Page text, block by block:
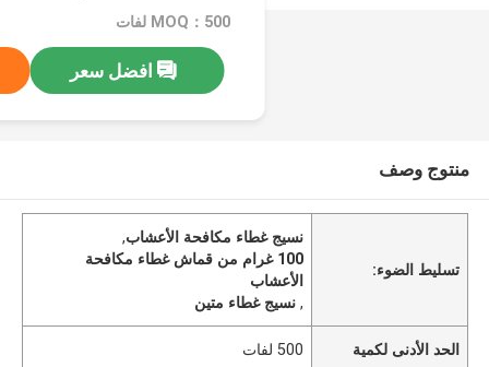
MOQ：500 لفات
افضل سعر
منتوج وصف
تسليط الضوء:
نسيج غطاء مكافحة الأعشاب,
100 غرام من قماش غطاء مكافحة
الأعشاب
,نسيج غطاء متين
الحد الأدنى لكمية 500 لفات